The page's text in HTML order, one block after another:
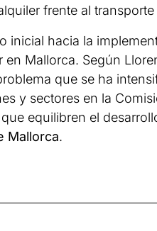
frente al
inicial hacia la
Mallorca. Según
que se ha
y sectores en la
equilibren el
Mallorca.